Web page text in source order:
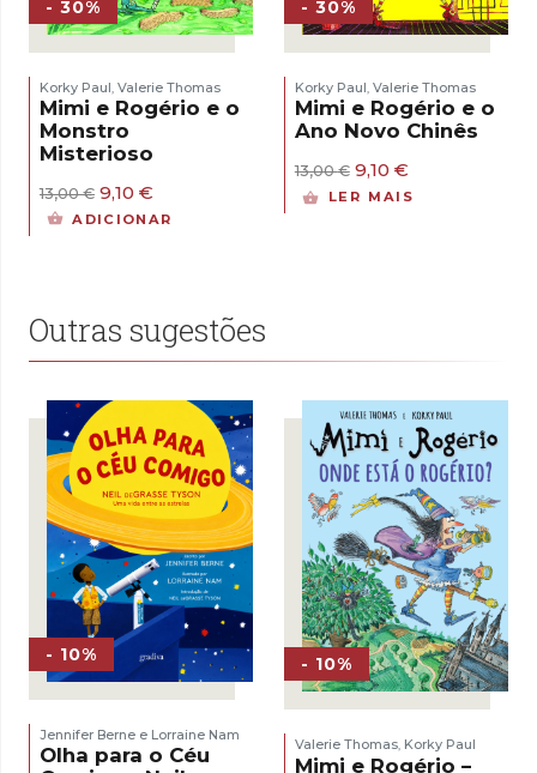
- 30%
Korky Paul Valerie Thomas
Mimi e Rogério e o
Monstro
Misterioso
13,00€ O
preço
original
9,10 €
preço
atual
ADICIONAR
- 30%
Korky Paul Valerie Thomas
Mimi e Rogério e o
Ano Novo Chinês
13,00€ O
preço
original
9,10 €O
preço
atual
LER MAIS
Outras sugestões
- 10%
Jennifer Berne e Lorraine Nam
Olha para o Céu
- 10%
Valerie Thomas, Korky Paul
Mimi e Rogério –